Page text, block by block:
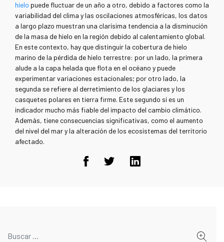
hielo puede fluctuar de un año a otro, debido a factores como la
variabilidad del clima y las oscilaciones atmosféricas, los datos
a largo plazo muestran una clarísima tendencia a la disminución
de la masa de hielo en la región debido al calentamiento global.
En este contexto, hay que distinguir la cobertura de hielo
marino de la pérdida de hielo terrestre: por un lado, la primera
alude a la capa helada que flota en el océano y puede
experimentar variaciones estacionales; por otro lado, la
segunda se refiere al derretimiento de los glaciares y los
casquetes polares en tierra firme. Este segundo sí es un
indicador mucho más fiable del impacto del cambio climático.
Además, tiene consecuencias significativas, como el aumento
del nivel del mar y la alteración de los ecosistemas del territorio
afectado.